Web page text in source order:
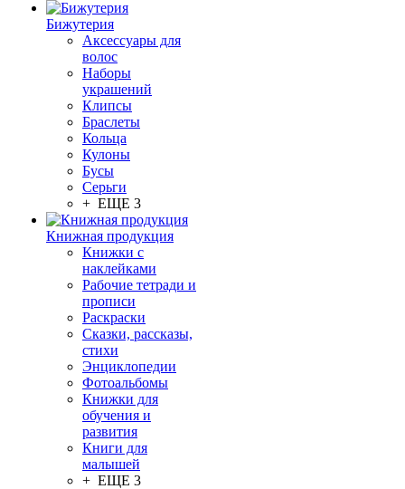
Бижутерия
Аксессуары для
волос
Наборы
украшений
Клипсы
Браслеты
Кольца
Кулоны
Бусы
Серьги
+ ЕЩЕ 3
Книжная продукция
Книжки с
наклейками
Рабочие тетради и
прописи
Раскраски
Сказки, рассказы,
стихи
Энциклопедии
Фотоальбомы
Книжки для
обучения и
развития
Книги для
малышей
+ ЕЩЕ 3